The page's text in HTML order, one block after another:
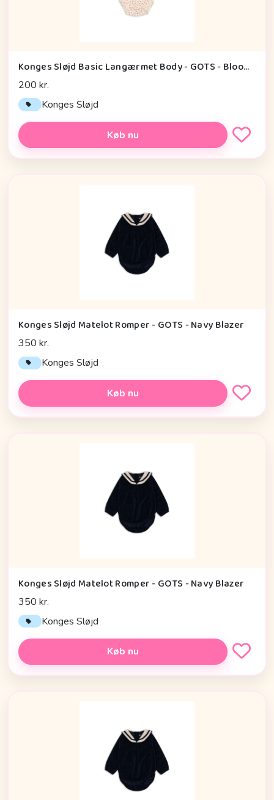
Konges Sløjd Basic Langærmet Body - GOTS - Bloomie
200 kr.
Konges Sløjd
Køb nu
Konges Sløjd Matelot Romper - GOTS - Navy Blazer
350 kr.
Konges Sløjd
Køb nu
Konges Sløjd Matelot Romper - GOTS - Navy Blazer
350 kr.
Konges Sløjd
Køb nu